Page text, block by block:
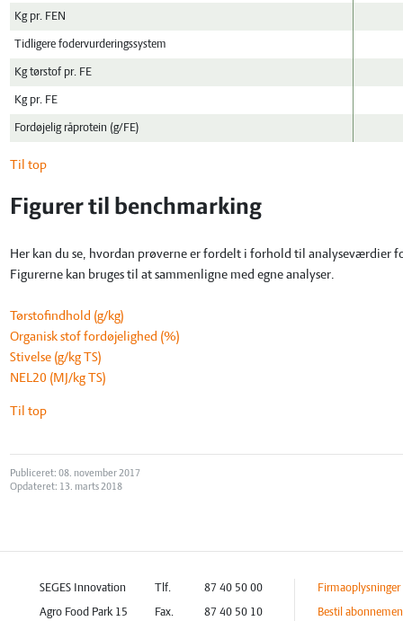
Kg pr. FEN
Tidligere fodervurderingssystem
Kg tørstof pr. FE
Kg pr. FE
Fordøjelig råprotein (g/FE)
Til top
Figurer til benchmarking
Her kan du se, hvordan prøverne er fordelt i forhold til analyseværdier
Figurerne kan bruges til at sammenligne med egne analyser.
Tørstofindhold (g/kg)
Organisk stof fordøjelighed (%)
Stivelse (g/kg TS)
NEL20 (MJ/kg TS)
Til top
Publiceret: 08. november 2017
Opdateret: 13. marts 2018
SEGES Innovation
Agro Food Park 15
Tlf.
87 40 50 00
Fax.
87 40 50 10
Firmaoplysninger
Bestil